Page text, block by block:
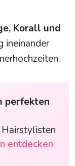
Korall und
ineinander
perfekten
entdecken